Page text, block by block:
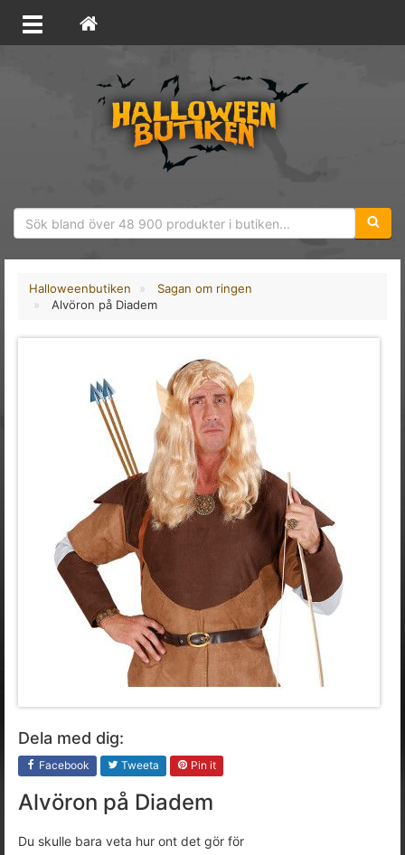
Halloweenbutiken
Sagan om ringen
Alvöron på Diadem
Dela med dig:
Facebook Tweeta Pin it
Alvöron på Diadem
Du skulle bara veta hur ont det gör för